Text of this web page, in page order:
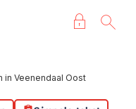
in Veenendaal Oost